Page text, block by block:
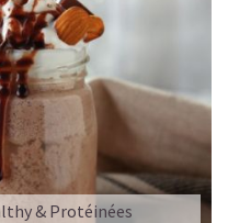
& Protéinées